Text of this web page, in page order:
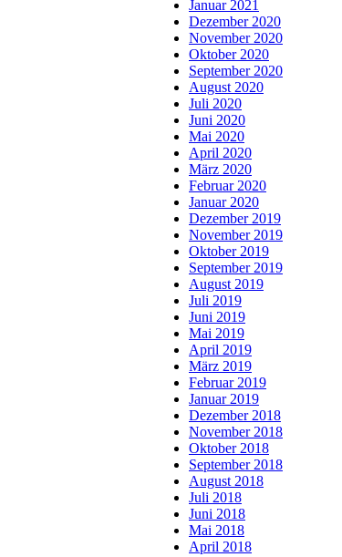
Januar 2021
Dezember 2020
November 2020
Oktober 2020
September 2020
August 2020
Juli 2020
Juni 2020
Mai 2020
April 2020
März 2020
Februar 2020
Januar 2020
Dezember 2019
November 2019
Oktober 2019
September 2019
August 2019
Juli 2019
Juni 2019
Mai 2019
April 2019
März 2019
Februar 2019
Januar 2019
Dezember 2018
November 2018
Oktober 2018
September 2018
August 2018
Juli 2018
Juni 2018
Mai 2018
April 2018